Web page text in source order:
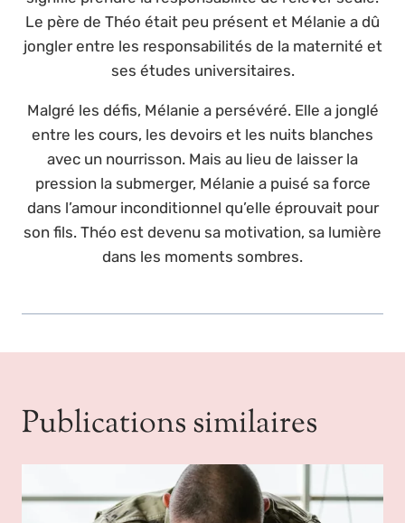
Le père de Théo était peu présent et Mélanie a dû
jongler entre les responsabilités de la maternité et
ses études universitaires.
Malgré les défis, Mélanie a persévéré. Elle a jonglé
entre les cours, les devoirs et les nuits blanches
avec un nourrisson. Mais au lieu de laisser la
pression la submerger, Mélanie a puisé sa force
dans l’amour inconditionnel qu’elle éprouvait pour
son fils. Théo est devenu sa motivation, sa lumière
dans les moments sombres.
Publications similaires